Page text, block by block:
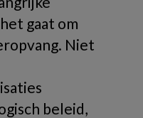
gaat om
Niet
beleid,